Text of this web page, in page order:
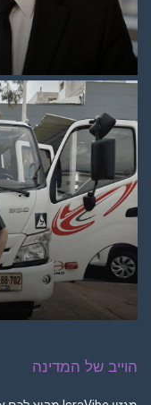
הוייב של המדינה